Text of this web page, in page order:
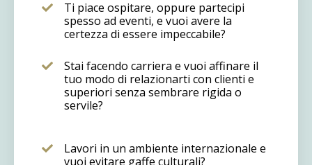
Ti piace ospitare, oppure partecipi
spesso ad eventi, e vuoi avere la
certezza di essere impeccabile?
Stai facendo carriera e vuoi affinare il
tuo modo di relazionarti con clienti e
superiori senza sembrare rigida o
servile?
Lavori in un ambiente internazionale e
vuoi evitare gaffe culturali?